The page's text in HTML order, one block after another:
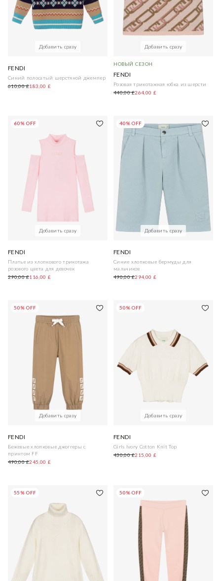
Добавить сразу
FENDI
Синий полосатый шерстяной джемпер
610,00 £183,00 £
Добавить сразу
НОВЫЙ СЕЗОН
FENDI
Розовая трикотажная юбка из шерсти
440,00 £264,00 £
60% OFF
Добавить сразу
FENDI
Платье из хлопкового трикотажа
розового цвета для девочек
290,00 £116,00 £
40% OFF
Добавить сразу
FENDI
Синие хлопковые бермуды для
мальчиков
490,00 £294,00 £
50% OFF
Добавить сразу
FENDI
Бежевые хлопковые джоггеры с
принтом FF
490,00 £245,00 £
50% OFF
Добавить сразу
FENDI
Girls Ivory Cotton Knit Top
430,00 £215,00 £
55% OFF 50% OFF